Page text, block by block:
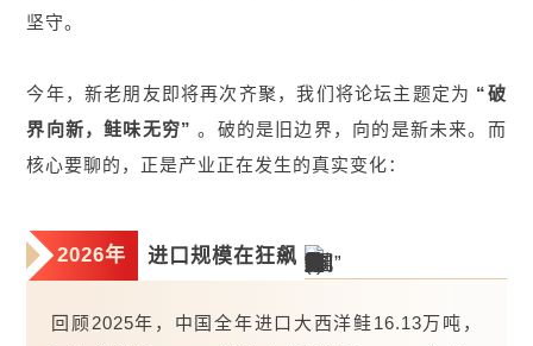
坚守。
今年，新老朋友即将再次齐聚，我们将论坛主题定为 “破
界向新，鲑味无穷”。破的是旧边界，向的是新未来。而
核心要聊的，正是产业正在发生的真实变化：
2026年 进口规模在狂飙
回顾2025年，中国全年进口大西洋鲑16.13万吨，